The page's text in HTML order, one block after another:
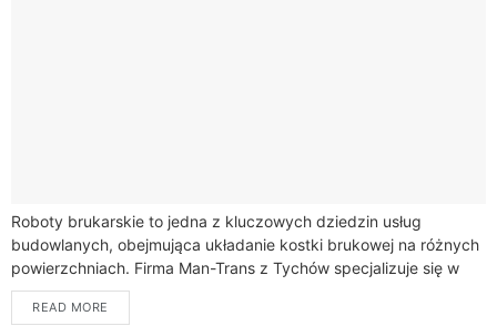
Roboty brukarskie to jedna z kluczowych dziedzin usług
budowlanych, obejmująca układanie kostki brukowej na różnych
powierzchniach. Firma Man-Trans z Tychów specjalizuje się w
profesjonalnym wykonaniu prac brukarskich na terenie
województwa...
READ MORE